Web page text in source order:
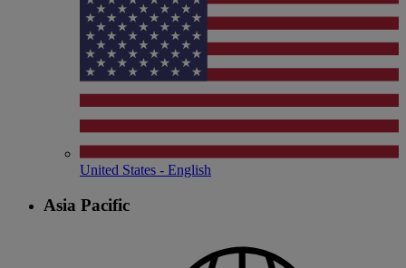
United States - English
Asia Pacific